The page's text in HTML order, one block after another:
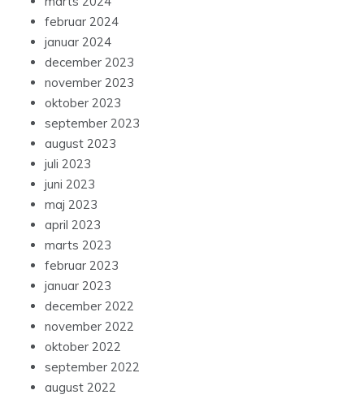
februar 2024
januar 2024
december 2023
november 2023
oktober 2023
september 2023
august 2023
juli 2023
juni 2023
maj 2023
april 2023
marts 2023
februar 2023
januar 2023
december 2022
november 2022
oktober 2022
september 2022
august 2022